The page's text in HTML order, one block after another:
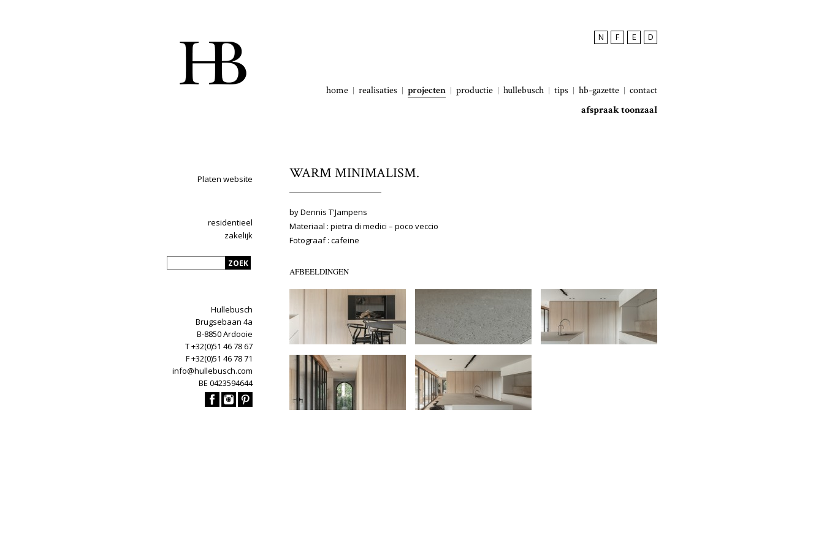
N F E D
home realisaties projecten productie hullebusch tips hb-gazette
contact
afspraak toonzaal
Platen website
residentieel
zakelijk
Hullebusch
Brugsebaan 4a
B-8850 Ardooie
T +32(0)51 46 78 67
F +32(0)51 46 78 71
info@hullebusch.com
BE 0423594644
WARM MINIMALISM.
by Dennis T'Jampens
Materiaal : pietra di medici – poco veccio
Fotograaf : cafeine
AFBEELDINGEN